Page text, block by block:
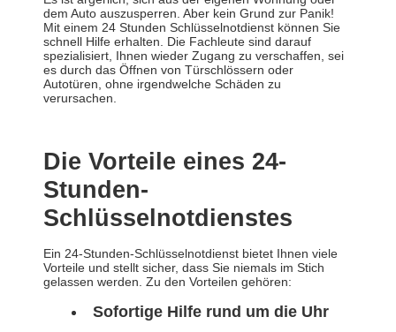
dem Auto auszusperren. Aber kein Grund zur Panik!
Mit einem 24 Stunden Schlüsselnotdienst können Sie
schnell Hilfe erhalten. Die Fachleute sind darauf
spezialisiert, Ihnen wieder Zugang zu verschaffen, sei
es durch das Öffnen von Türschlössern oder
Autotüren, ohne irgendwelche Schäden zu
verursachen.
Die Vorteile eines 24-
Stunden-
Schlüsselnotdienstes
Ein 24-Stunden-Schlüsselnotdienst bietet Ihnen viele
Vorteile und stellt sicher, dass Sie niemals im Stich
gelassen werden. Zu den Vorteilen gehören:
Sofortige Hilfe rund um die Uhr